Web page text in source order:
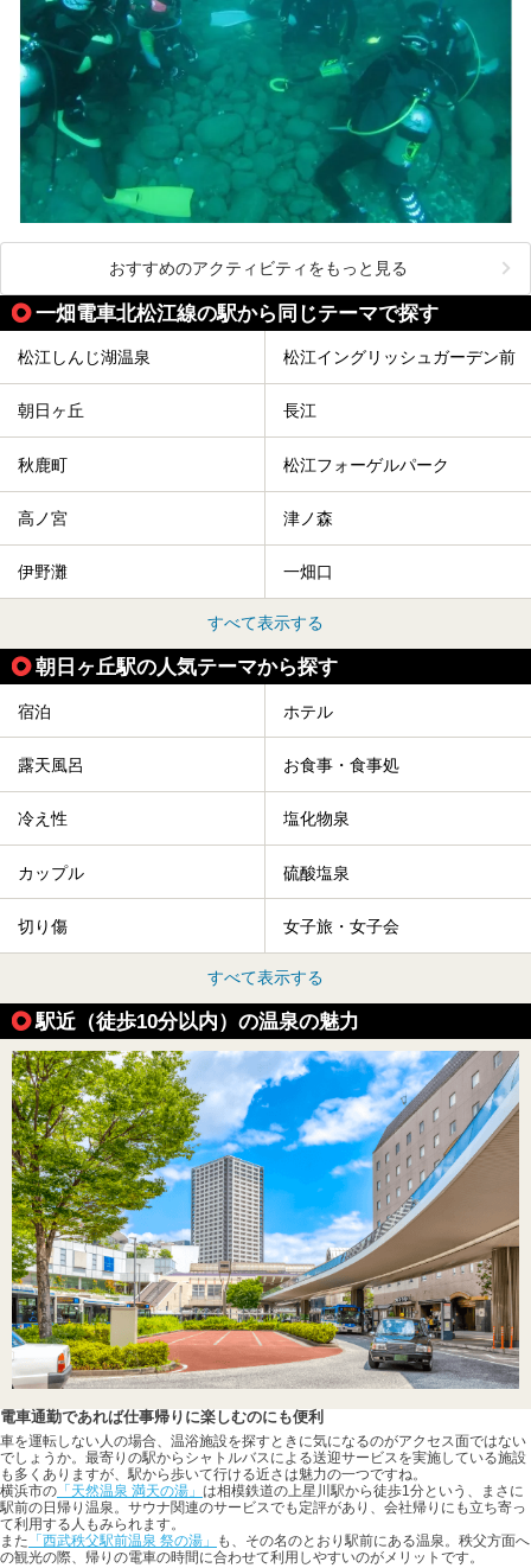
おすすめのアクティビティをもっと見る
一畑電車北松江線の駅から同じテーマで探す
松江しんじ湖温泉 松江イングリッシュガーデン前
朝日ヶ丘 長江
秋鹿町 松江フォーゲルパーク
高ノ宮 津ノ森
伊野灘 一畑口
すべて表示する
朝日ヶ丘駅の人気テーマから探す
宿泊 ホテル
露天風呂 お食事・食事処
冷え性 塩化物泉
カップル 硫酸塩泉
切り傷 女子旅・女子会
すべて表示する
駅近（徒歩10分以内）の温泉の魅力
電車通勤であれば仕事帰りに楽しむのにも便利
車を運転しない人の場合、温浴施設を探すときに気になるのがアクセス面ではない
でしょうか。最寄りの駅からシャトルバスによる送迎サービスを実施している施設
も多くありますが、駅から歩いて行ける近さは魅力の一つですね。
横浜市の 「天然温泉 満天の湯」 は相模鉄道の上星川駅から徒歩1分という、まさに
駅前の日帰り温泉。サウナ関連のサービスでも定評があり、会社帰りにも立ち寄っ
て利用する人もみられます。
また 「西武秩父駅前温泉 祭の湯」
も、その名のとおり駅前にある温泉。秩父方面へ
の観光の際、帰りの電車の時間に合わせて利用しやすいのがメリットです。